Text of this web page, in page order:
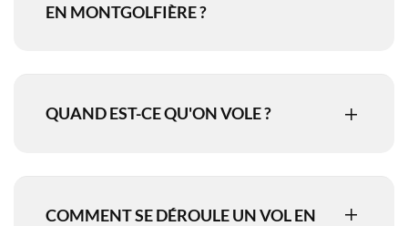
EN MONTGOLFIÈRE ?
QUAND EST-CE QU'ON VOLE ?
COMMENT SE DÉROULE UN VOL EN